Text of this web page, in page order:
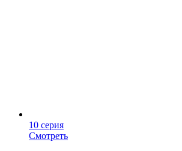
10 серия
Смотреть